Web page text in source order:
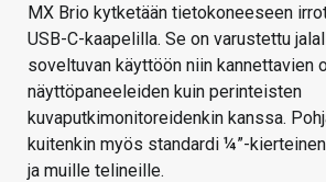
MX Brio kytketään tietokoneeseen
USB-C-kaapelilla. Se on varustettu
soveltuvan käyttöön niin kannettavien
näyttöpaneeleiden kuin perinteisten
kuvaputkimonitoreidenkin kanssa.
kuitenkin myös standardi ¼”-
ja muille telineille.